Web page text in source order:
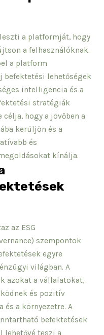
a platformját, hogy
a felhasználóknak.
a platform
befektetési lehetőségek
intelligencia és a
stratégiák
hogy a jövőben a
kerüljön és a
és
kínálja.
az ESG
szempontok
egyre
világban. A
azokat a vállalatokat,
és pozitív
és a környezetre. A
befektetések
lehetővé teszi a